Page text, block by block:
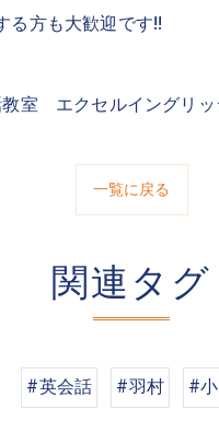
る方も大歓迎です!!
室 エクセルイングリッ
一覧に戻る
関連タグ
#英会話 #羽村 #